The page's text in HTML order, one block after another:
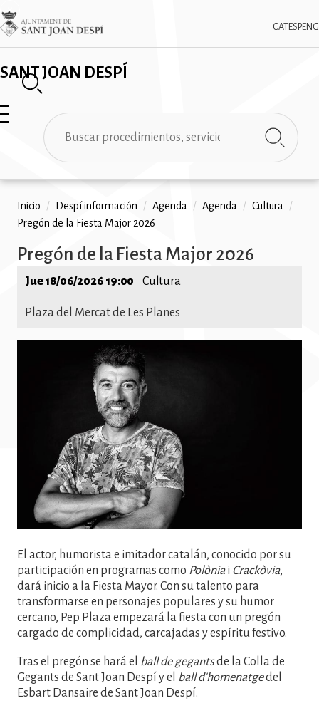
Pasar
al
contenido
SANT JOAN DESPÍ
CAT ESPENG
Imatge
✕
Buscar
Ruta
de
navegación
Inicio / Despí información / Agenda / Agenda / Cultura
/
Pregón de la Fiesta Major 2026
Pregón de la Fiesta Major 2026
Jue 18/06/2026 19:00 Cultura
Plaza del Mercat de Les Planes
El actor, humorista e imitador catalán, conocido por su
participación en programas como Polòniai Crackòvia,
dará inicio a la Fiesta Mayor. Con su talento para
transformarse en personajes populares y su humor
cercano, Pep Plaza empezará la fiesta con un pregón
cargado de complicidad, carcajadas y espíritu festivo.
Tras el pregón se hará el ball de gegantsde la Colla de
Gegants de Sant Joan Despí y el ball d'homenatgedel
Esbart Dansaire de Sant Joan Despí.